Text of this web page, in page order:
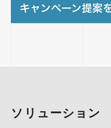
ソリューション